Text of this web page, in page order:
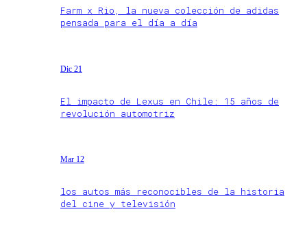
Farm x Rio, la nueva colección de adidas
pensada para el día a día
Dic 21
El impacto de Lexus en Chile: 15 años de
revolución automotriz
Mar 12
los autos más reconocibles de la historia
del cine y televisión